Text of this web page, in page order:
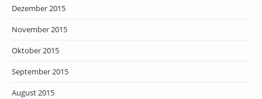
Dezember 2015
November 2015
Oktober 2015
September 2015
August 2015